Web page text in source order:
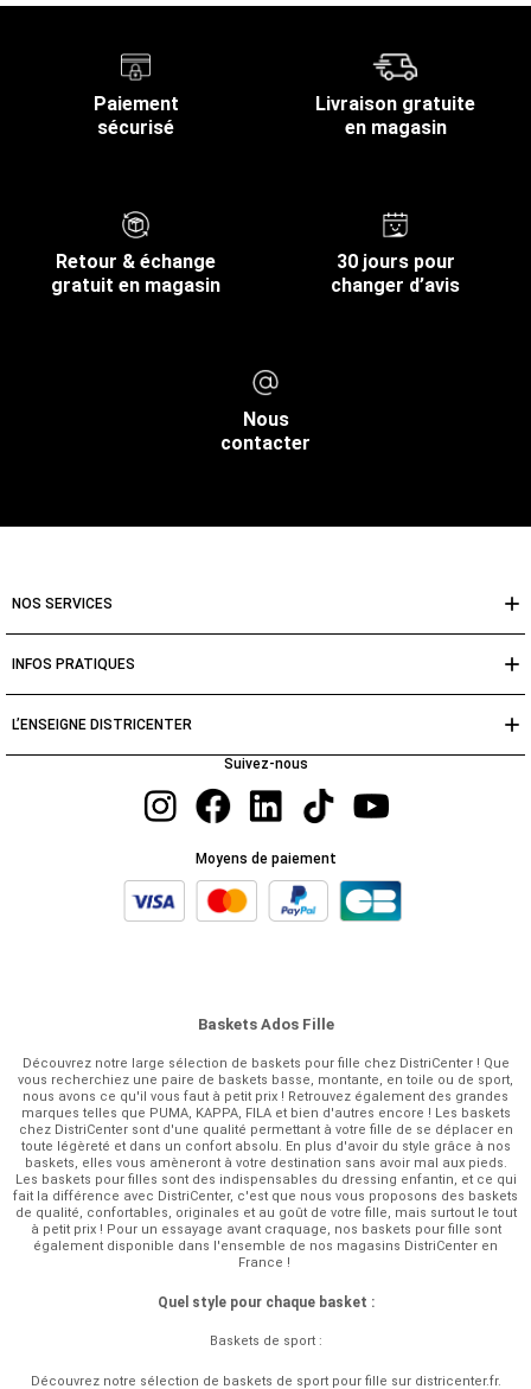
Baskets Ados Fille
Découvrez notre large sélection de baskets pour fille chez DistriCenter ! Que
vous recherchiez une paire de baskets basse, montante, en toile ou de sport,
nous avons ce qu'il vous faut à petit prix ! Retrouvez également des grandes
marques telles que PUMA, KAPPA, FILA et bien d'autres encore ! Les baskets
chez DistriCenter sont d'une qualité permettant à votre fille de se déplacer en
toute légèreté et dans un confort absolu. En plus d'avoir du style grâce à nos
baskets, elles vous amèneront à votre destination sans avoir mal aux pieds.
Les baskets pour filles sont des indispensables du dressing enfantin, et ce qui
fait la différence avec DistriCenter, c'est que nous vous proposons des baskets
de qualité, confortables, originales et au goût de votre fille, mais surtout le tout
à petit prix ! Pour un essayage avant craquage, nos baskets pour fille sont
également disponible dans l'ensemble de nos magasins DistriCenter en
France !
Quel style pour chaque basket :
Baskets de sport :
Découvrez notre sélection de baskets de sport pour fille sur districenter.fr.
Paiement
sécurisé
Livraison gratuite
en magasin
Retour & échange
gratuit en magasin
30 jours pour
changer d’avis
Nous
contacter
NOS SERVICES
INFOS PRATIQUES
L’ENSEIGNE DISTRICENTER
Suivez-nous
Moyens de paiement